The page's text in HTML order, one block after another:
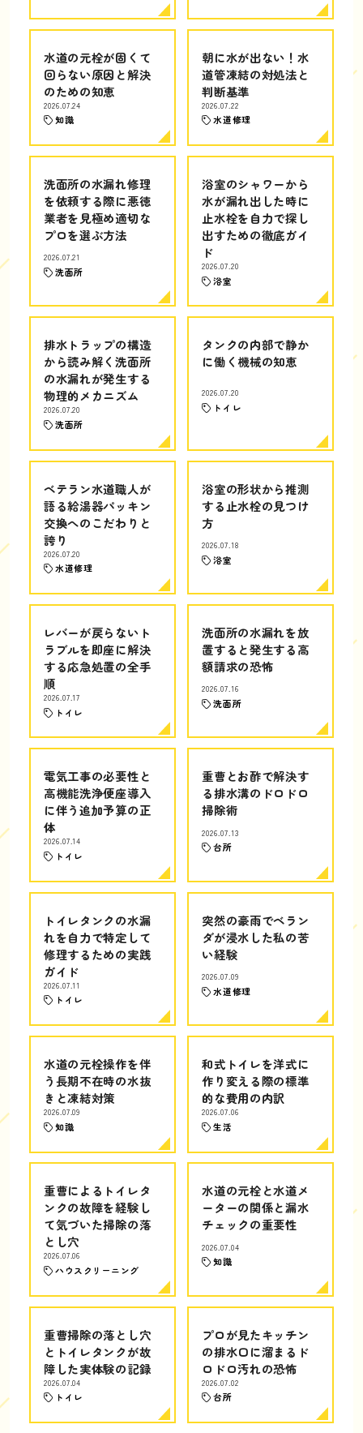
水道の元栓が固くて
回らない原因と解決
のための知恵
2026.07.24
知識
朝に水が出ない！水
道管凍結の対処法と
判断基準
2026.07.22
水道修理
洗面所の水漏れ修理
を依頼する際に悪徳
業者を見極め適切な
プロを選ぶ方法
2026.07.21
洗面所
浴室のシャワーから
水が漏れ出した時に
止水栓を自力で探し
出すための徹底ガイ
ド
2026.07.20
浴室
排水トラップの構造
から読み解く洗面所
の水漏れが発生する
物理的メカニズム
2026.07.20
洗面所
タンクの内部で静か
に働く機械の知恵
2026.07.20
トイレ
ベテラン水道職人が
語る給湯器パッキン
交換へのこだわりと
誇り
2026.07.20
水道修理
浴室の形状から推測
する止水栓の見つけ
方
2026.07.18
浴室
レバーが戻らないト
ラブルを即座に解決
する応急処置の全手
順
2026.07.17
トイレ
洗面所の水漏れを放
置すると発生する高
額請求の恐怖
2026.07.16
洗面所
電気工事の必要性と
高機能洗浄便座導入
に伴う追加予算の正
体
2026.07.14
トイレ
重曹とお酢で解決す
る排水溝のドロドロ
掃除術
2026.07.13
台所
トイレタンクの水漏
れを自力で特定して
修理するための実践
ガイド
2026.07.11
トイレ
突然の豪雨でベラン
ダが浸水した私の苦
い経験
2026.07.09
水道修理
水道の元栓操作を伴
う長期不在時の水抜
きと凍結対策
2026.07.09
知識
和式トイレを洋式に
作り変える際の標準
的な費用の内訳
2026.07.06
生活
重曹によるトイレタ
ンクの故障を経験し
て気づいた掃除の落
とし穴
2026.07.06
ハウスクリーニング
水道の元栓と水道メ
ーターの関係と漏水
チェックの重要性
2026.07.04
知識
重曹掃除の落とし穴
とトイレタンクが故
障した実体験の記録
2026.07.04
トイレ
プロが見たキッチン
の排水口に溜まるド
ロドロ汚れの恐怖
2026.07.02
台所